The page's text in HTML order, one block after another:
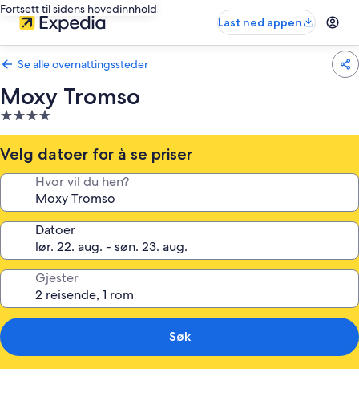
Fortsett til sidens hovedinnhold
Last ned appen
Se alle overnattingssteder
Moxy Tromso
Overnattingssted
med
4.0
stjerner
Velg datoer for å se priser
Hvor vil du hen?
Datoer
Gjester
Søk